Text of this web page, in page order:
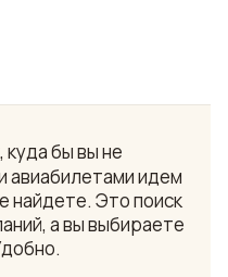
бы вы не
авиабилетами идем
найдете. Это поиск
а вы выбираете